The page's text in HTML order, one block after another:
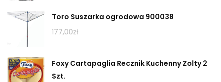
Toro Suszarka ogrodowa 900038
177,00zł
Foxy Cartapaglia Recznik Kuchenny Zolty 2
Szt.